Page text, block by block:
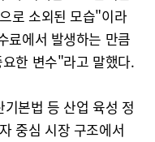
로 소외된 모습"이라
료에서 발생하는 만큼
한 변수"라고 말했다.
본법 등 산업 육성 정
중심 시장 구조에서